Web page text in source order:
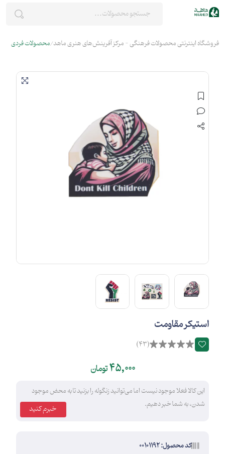
فروشگاه اینترنتی محصولات فرهنگی - مرکز آفرینش‌های هنری ماهد محصولات فردی
استیکر مقاومت
(43)
45,000تومان
این کالا فعلا موجود نیست اما می‌توانید زنگوله را بزنید تا به محض موجود
شدن، به شما خبر دهیم.
کد محصول: 00101192